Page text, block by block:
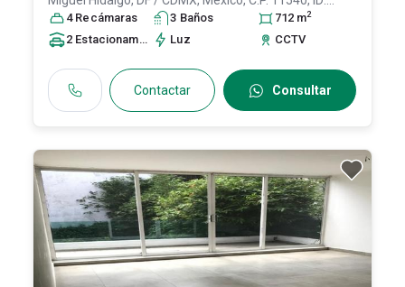
30940485
4 Recámaras 3 Baños 712 m2
2 Estacionamiento sLuz CCTV
Contactar Consultar